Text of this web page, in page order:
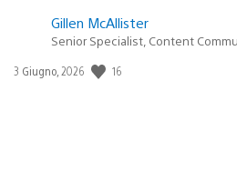
Gillen McAllister
Senior Specialist, Content
Data
3 Giugno, 2026 16